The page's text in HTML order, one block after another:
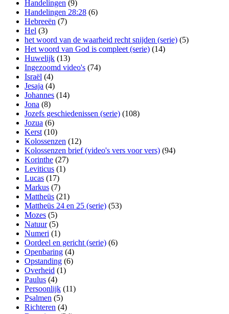
Handelingen (9)
Handelingen 28:28 (6)
Hebreeën (7)
Hel (3)
het woord van de waarheid recht snijden (serie) (5)
Het woord van God is compleet (serie) (14)
Huwelijk (13)
Ingezoomd video's (74)
Israël (4)
Jesaja (4)
Johannes (14)
Jona (8)
Jozefs geschiedenissen (serie) (108)
Jozua (6)
Kerst (10)
Kolossenzen (12)
Kolossenzen brief (video's vers voor vers) (94)
Korinthe (27)
Leviticus (1)
Lucas (17)
Markus (7)
Mattheüs (21)
Mattheüs 24 en 25 (serie) (53)
Mozes (5)
Natuur(5)
Numeri (1)
Oordeel en gericht (serie) (6)
Openbaring (4)
Opstanding (6)
Overheid (1)
Paulus (4)
Persoonlijk (11)
Psalmen (5)
Richteren (4)